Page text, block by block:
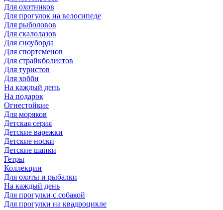
Для охотников
Для прогулок на велосипеде
Для рыболовов
Для скалолазов
Для сноуборда
Для спортсменов
Для страйкболистов
Для туристов
Для хобби
На каждый день
На подарок
Огнестойкие
Для моряков
Детская серия
Детские варежки
Детские носки
Детские шапки
Гетры
Коллекции
Для охоты и рыбалки
На каждый день
Для прогулки с собакой
Для прогулки на квадроцикле